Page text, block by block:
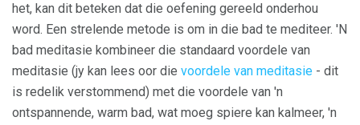
het, kan dit beteken dat die oefening gereeld onderhou
word. Een strelende metode is om in die bad te mediteer. 'N
bad meditasie kombineer die standaard voordele van
meditasie (jy kan lees oor die voordele van meditasie - dit
is redelik verstommend) met die voordele van 'n
ontspannende, warm bad, wat moeg spiere kan kalmeer, 'n